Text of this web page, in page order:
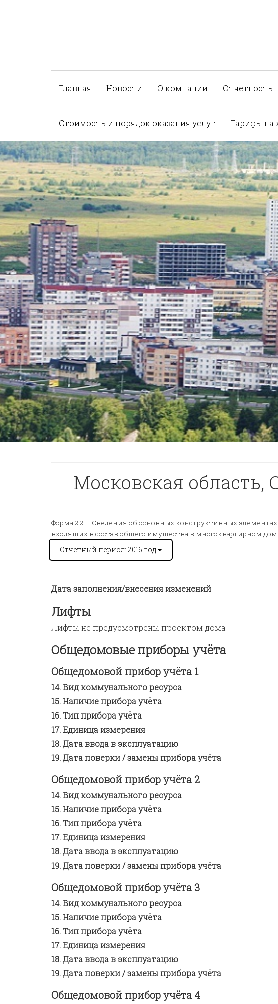
Главная Новости О компании Отчётность
Стоимость и порядок оказания услуг Тарифы на
Московская область,
Форма 2.2 — Сведения об основных конструктивных
входящих в состав общего имущества в многоквартирном
Отчётный период: 2016 год
Дата заполнения/внесения изменений
Лифты
Лифты не предусмотрены проектом дома
Общедомовые приборы учёта
Общедомовой прибор учёта 1
Вид коммунального ресурса
Наличие прибора учёта
Тип прибора учёта
Единица измерения
Дата ввода в эксплуатацию
Дата поверки / замены прибора учёта
Общедомовой прибор учёта 2
Вид коммунального ресурса
Наличие прибора учёта
Тип прибора учёта
Единица измерения
Дата ввода в эксплуатацию
Дата поверки / замены прибора учёта
Общедомовой прибор учёта 3
Вид коммунального ресурса
Наличие прибора учёта
Тип прибора учёта
Единица измерения
Дата ввода в эксплуатацию
Дата поверки / замены прибора учёта
Общедомовой прибор учёта 4